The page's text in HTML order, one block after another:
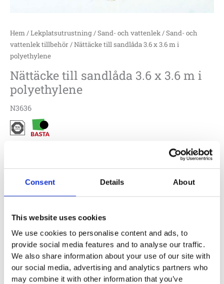
Consent Details About
This website uses cookies
We use cookies to personalise content and ads, to
provide social media features and to analyse our traffic.
We also share information about your use of our site with
our social media, advertising and analytics partners who
may combine it with other information that you’ve
Hem/Lekplatsutrustning/Sand- och vattenlek/Sand- och
vattenlek tillbehör/ Nättäcke till sandlåda 3.6 x 3.6 m i
polyethylene
Nättäcke till sandlåda 3.6 x 3.6 m i
polyethylene
N3636
12 400:-
Lägg till i offertförfrågan
Specifikationer
Skötsel